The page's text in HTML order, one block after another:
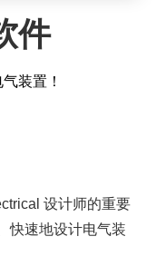
件
装置！
设计师的重要
快速地设计电气装